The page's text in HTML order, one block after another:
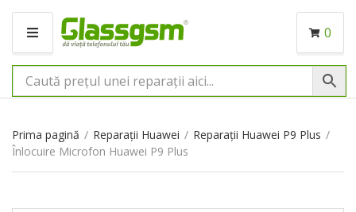
M
N
I
0
Prima pagină / Reparații Huawei / Reparații Huawei P9 Plus /
Înlocuire Microfon Huawei P9 Plus